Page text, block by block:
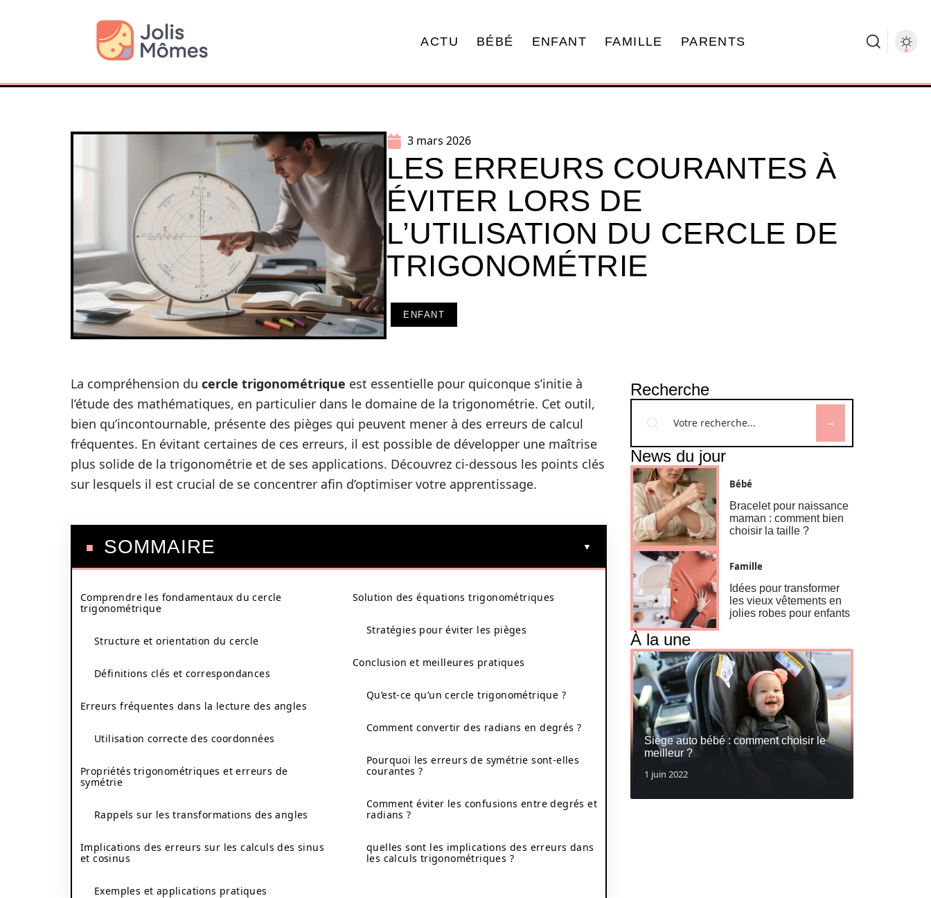
ACTU BÉBÉ ENFANT FAMILLE PARENTS
3 mars 2026
LES ERREURS COURANTES À
ÉVITER LORS DE
L’UTILISATION DU CERCLE DE
TRIGONOMÉTRIE
ENFANT
La compréhension du cercle trigonométrique est essentielle pour quiconque s’initie à
l’étude des mathématiques, en particulier dans le domaine de la trigonométrie. Cet outil,
bien qu’incontournable, présente des pièges qui peuvent mener à des erreurs de calcul
fréquentes. En évitant certaines de ces erreurs, il est possible de développer une maîtrise
plus solide de la trigonométrie et de ses applications. Découvrez ci-dessous les points clés
sur lesquels il est crucial de se concentrer afin d’optimiser votre apprentissage.
SOMMAIRE
Comprendre les fondamentaux du cercle
trigonométrique
Structure et orientation du cercle
Définitions clés et correspondances
Erreurs fréquentes dans la lecture des angles
Utilisation correcte des coordonnées
Propriétés trigonométriques et erreurs de
symétrie
Rappels sur les transformations des angles
Implications des erreurs sur les calculs des sinus
et cosinus
Exemples et applications pratiques
Solution des équations trigonométriques
Stratégies pour éviter les pièges
Conclusion et meilleures pratiques
Qu’est-ce qu’un cercle trigonométrique ?
Comment convertir des radians en degrés ?
Pourquoi les erreurs de symétrie sont-elles
courantes ?
Comment éviter les confusions entre degrés et
radians ?
quelles sont les implications des erreurs dans
les calculs trigonométriques ?
Recherche
News du jour
Bébé
Bracelet pour naissance
maman : comment bien
choisir la taille ?
Famille
Idées pour transformer
les vieux vêtements en
jolies robes pour enfants
À la une
Siège auto bébé : comment choisir le
meilleur ?
1 juin 2022